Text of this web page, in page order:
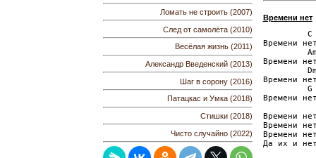
Ломать не строить (2007)
След от самолёта (2010)
Весёлая жизнь (2011)
Александр Введенский (2013)
Шаг в сорону (2016)
Патацкас и Умка (2018)
Стишки (2018)
Чисто случайно (2022)
Времени нет
         C
Времени
Времени
Времени
         G
Времени
Времени
Времени
Времени
Да их и